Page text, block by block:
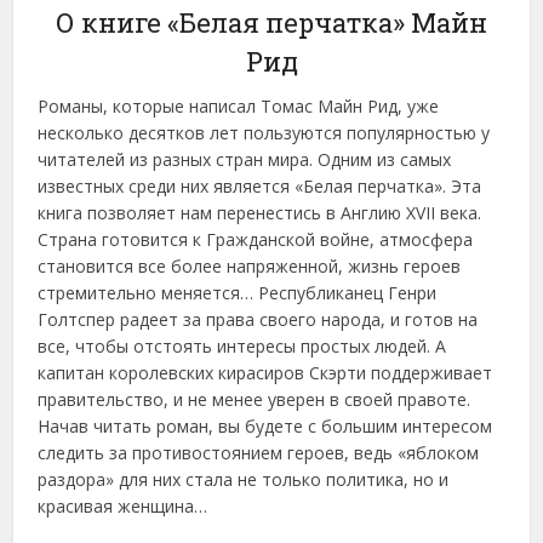
О книге «Белая перчатка» Майн
Рид
Романы, которые написал Томас Майн Рид, уже
несколько десятков лет пользуются популярностью у
читателей из разных стран мира. Одним из самых
известных среди них является «Белая перчатка». Эта
книга позволяет нам перенестись в Англию XVII века.
Страна готовится к Гражданской войне, атмосфера
становится все более напряженной, жизнь героев
стремительно меняется… Республиканец Генри
Голтспер радеет за права своего народа, и готов на
все, чтобы отстоять интересы простых людей. А
капитан королевских кирасиров Скэрти поддерживает
правительство, и не менее уверен в своей правоте.
Начав читать роман, вы будете с большим интересом
следить за противостоянием героев, ведь «яблоком
раздора» для них стала не только политика, но и
красивая женщина…